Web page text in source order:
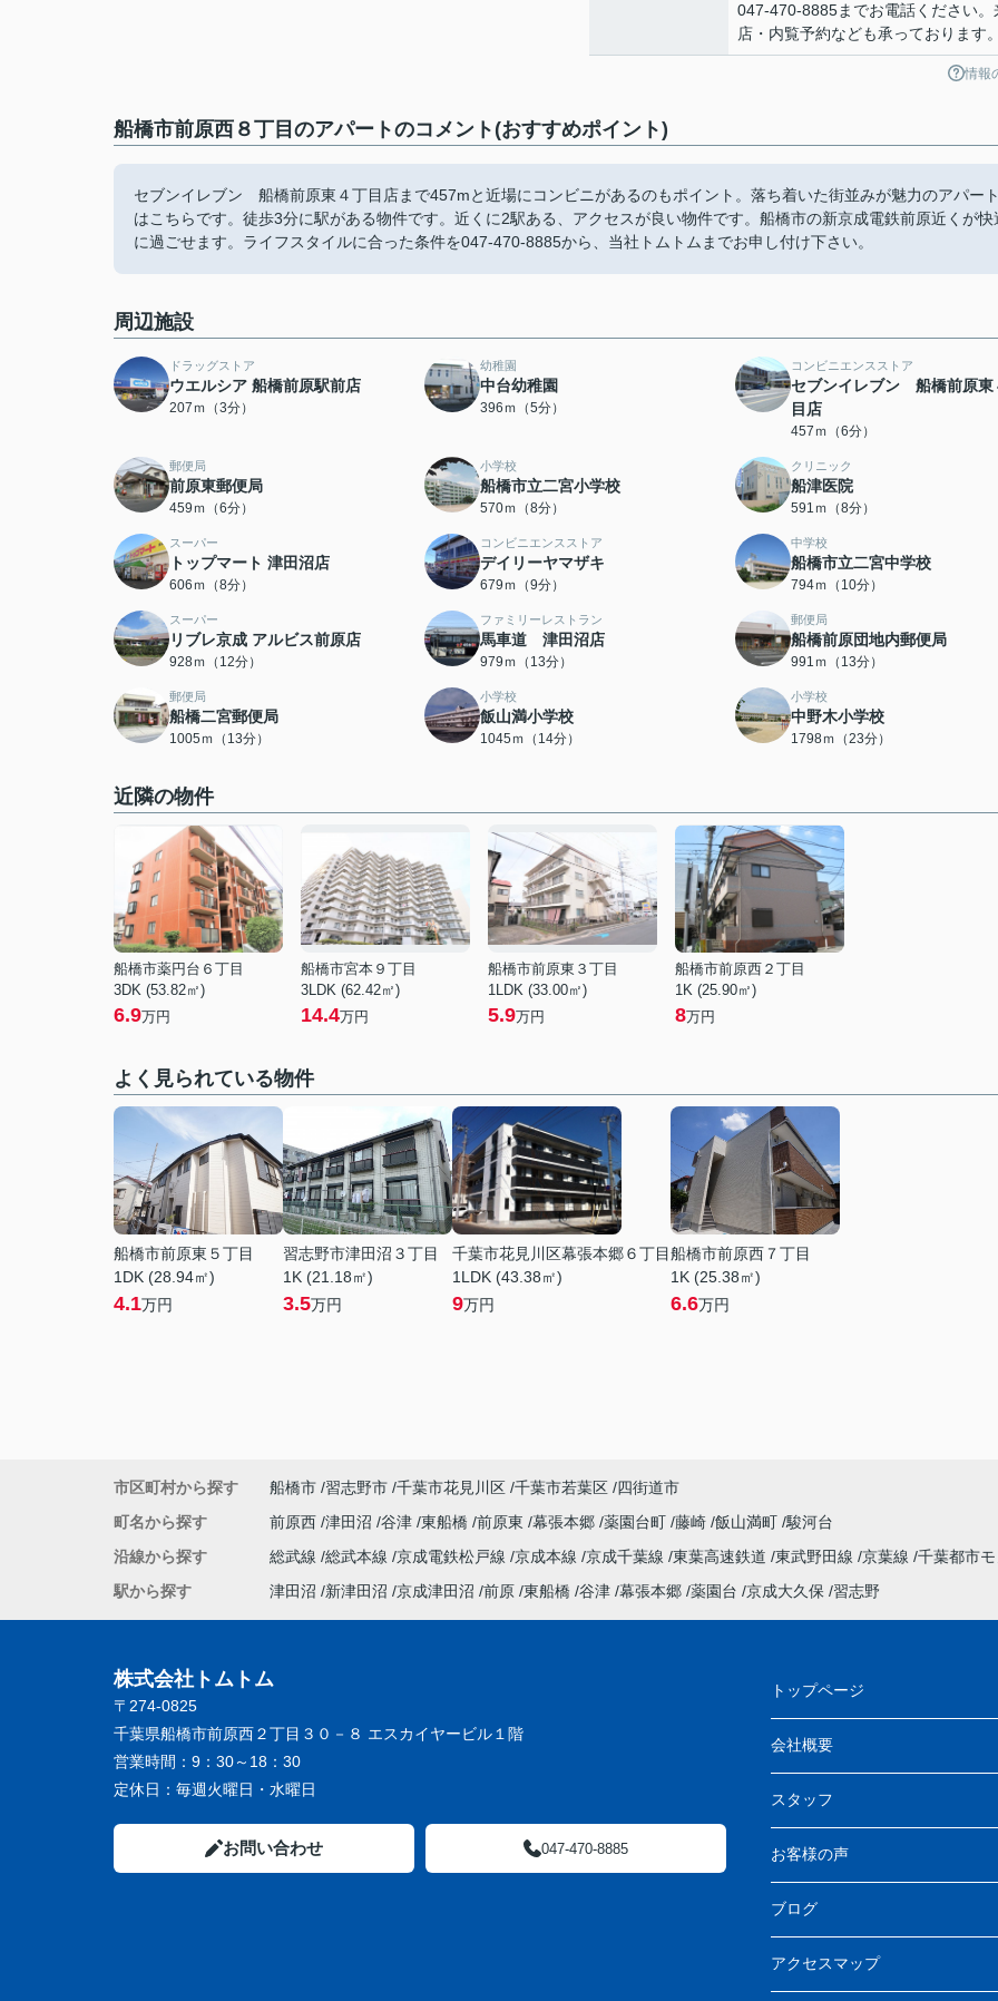
047-470-8885までお電話ください。
店・内覧予約なども承っております。
情報
船橋市前原西８丁目のアパートのコメント(おすすめポイント)
セブンイレブン 船橋前原東４丁目店まで457mと近場にコンビニがあるのもポイント。落ち着いた街並みが魅力のアパート
はこちらです。徒歩3分に駅がある物件です。近くに2駅ある、アクセスが良い物件です。船橋市の新京成電鉄前原近くが快
に過ごせます。ライフスタイルに合った条件を047-470-8885から、当社トムトムまでお申し付け下さい。
周辺施設
ドラッグストア
ウエルシア 船橋前原駅前店
207ｍ（3分）
幼稚園
中台幼稚園
396ｍ（5分）
コンビニエンスストア
セブンイレブン 船橋前原東
目店
457ｍ（6分）
郵便局
前原東郵便局
459ｍ（6分）
小学校
船橋市立二宮小学校
570ｍ（8分）
クリニック
船津医院
591ｍ（8分）
スーパー
トップマート 津田沼店
606ｍ（8分）
コンビニエンスストア
デイリーヤマザキ
679ｍ（9分）
中学校
船橋市立二宮中学校
794ｍ（10分）
スーパー
リブレ京成 アルビス前原店
928ｍ（12分）
ファミリーレストラン
馬車道 津田沼店
979ｍ（13分）
郵便局
船橋前原団地内郵便局
991ｍ（13分）
郵便局
船橋二宮郵便局
1005ｍ（13分）
小学校
飯山満小学校
1045ｍ（14分）
小学校
中野木小学校
1798ｍ（23分）
近隣の物件
船橋市薬円台６丁目
3DK (53.82㎡)
6.9万円
船橋市宮本９丁目
3LDK (62.42㎡)
14.4万円
船橋市前原東３丁目
1LDK (33.00㎡)
5.9万円
船橋市前原西２丁目
1K (25.90㎡)
8万円
よく見られている物件
船橋市前原東５丁目
1DK (28.94㎡)
4.1万円
習志野市津田沼３丁目
1K (21.18㎡)
3.5万円
千葉市花見川区幕張本郷６丁目
1LDK (43.38㎡)
9万円
船橋市前原西７丁目
1K (25.38㎡)
6.6万円
市区町村から探す 船橋市 習志野市 千葉市花見川区 千葉市若葉区 四街道市
町名から探す
前原西 津田沼 谷津 東船橋 前原東 幕張本郷 薬園台町 藤崎 飯山満町 駿河台
沿線から探す
総武線 総武本線 京成電鉄松戸線 京成本線 京成千葉線 東葉高速鉄道 東武野田線 京葉線 千葉都市
駅から探す
津田沼 新津田沼 京成津田沼 前原 東船橋 谷津 幕張本郷 薬園台 京成大久保 習志野
株式会社トムトム
〒274-0825
千葉県船橋市前原西２丁目３０－８ エスカイヤービル１階
営業時間： 9：30～18：30
定休日： 毎週火曜日・水曜日
お問い合わせ 047-470-8885
トップページ
会社概要
スタッフ
お客様の声
ブログ
アクセスマップ